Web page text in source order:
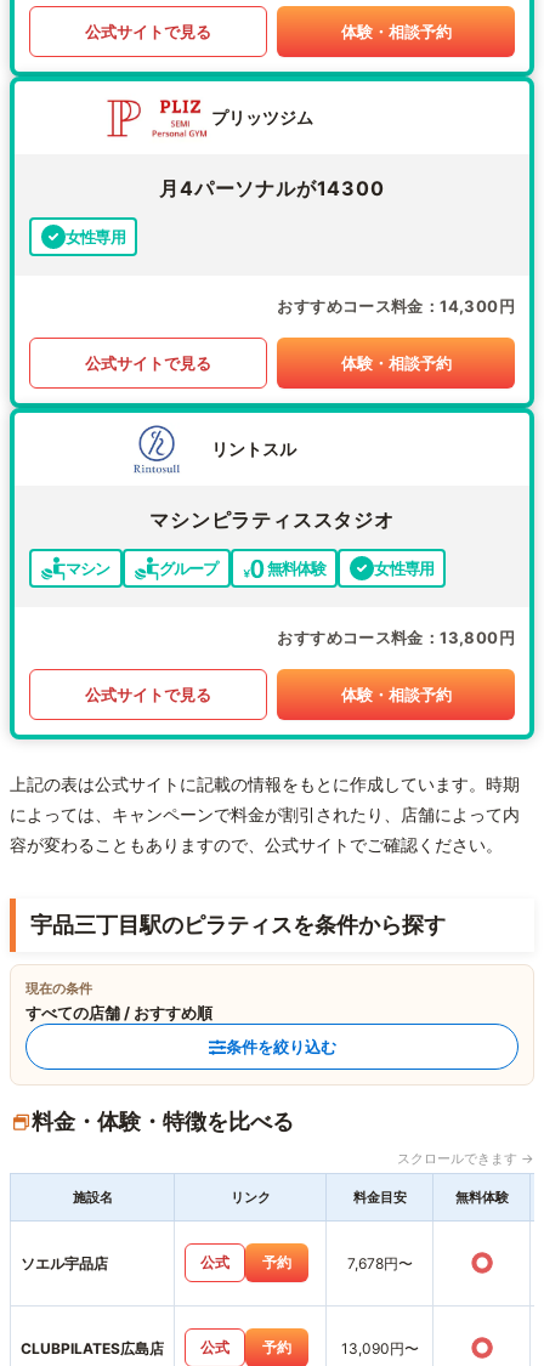
公式サイトで見る 体験・相談予約
プリッツジム
月4パーソナルが14300
女性専用
おすすめコース料金 14,300円
公式サイトで見る 体験・相談予約
リントスル
マシンピラティススタジオ
マシン グループ 無料体験 女性専用
おすすめコース料金 13,800円
公式サイトで見る 体験・相談予約
上記の表は公式サイトに記載の情報をもとに作成しています。時期
によっては、キャンペーンで料金が割引されたり、店舗によって内
容が変わることもありますので、公式サイトでご確認ください。
宇品三丁目駅のピラティスを条件から探す
現在の条件
すべての店舗 / おすすめ順
条件を絞り込む
料金・体験・特徴を比べる
スクロールできます →
施設名 リンク 料金目安 無料体験
ソエル宇品店 公式 予約 7,678円〜 ○
CLUBPILATES広島店 公式 予約 13,090円〜 ○